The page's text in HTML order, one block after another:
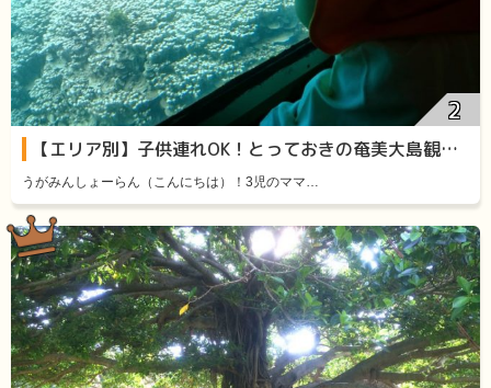
【エリア別】子供連れOK！とっておきの奄美大島観光スポット11選
うがみんしょーらん（こんにちは）！3児のママ…